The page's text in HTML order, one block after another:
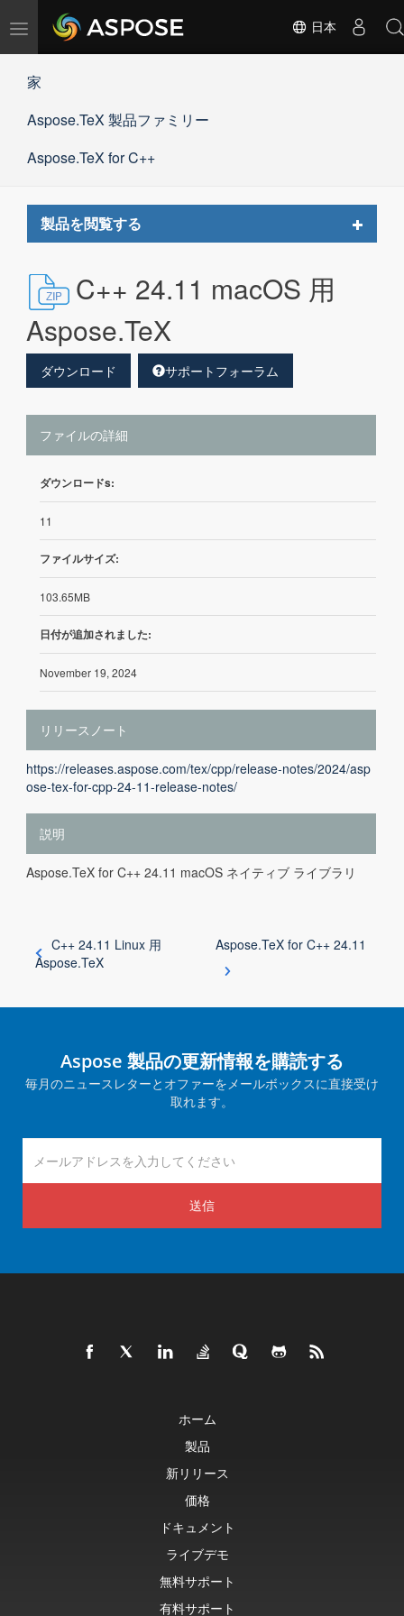
ナ
ー
ョ
の
日本
家
Aspose.TeX 製品ファミリー
Aspose.TeX for C++
製品を閲覧する
Toggle
C++ 24.11 macOS 用
Aspose.TeX
ダウンロード サポートフォーラム
ファイルの詳細
ダウンロードs:
11
ファイルサイズ:
103.65MB
日付が追加されました:
November 19, 2024
リリースノート
https://releases.aspose.com/tex/cpp/release-notes/2024/asp
ose-tex-for-cpp-24-11-release-notes/
説明
Aspose.TeX for C++ 24.11 macOS ネイティブ ライブラリ
C++ 24.11 Linux 用
Aspose.TeX
Aspose.TeX for C++ 24.11
Aspose 製品の更新情報を購読する
毎月のニュースレターとオファーをメールボックスに直接受け
取れます。
送信
ホーム
製品
新リリース
価格
ドキュメント
ライブデモ
無料サポート
有料サポート